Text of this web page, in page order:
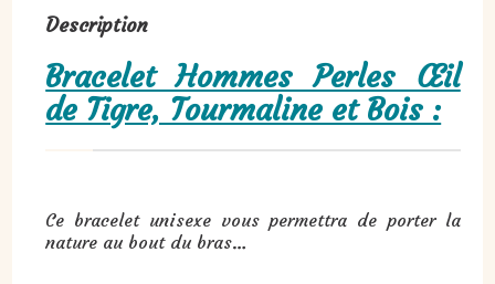
Description
Bracelet Hommes Perles Œil
de Tigre, Tourmaline et Bois :
Ce bracelet unisexe vous permettra de porter la
nature au bout du bras…